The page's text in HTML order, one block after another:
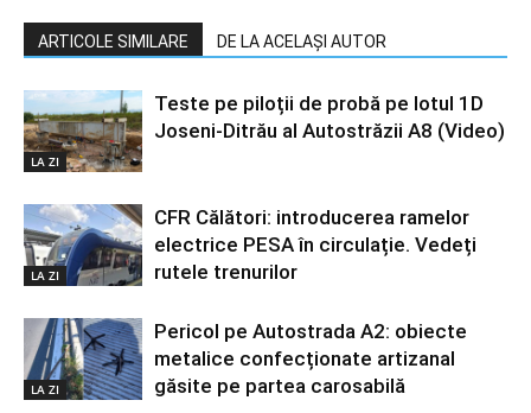
ARTICOLE SIMILARE DE LA ACELAȘI AUTOR
LA ZI
Teste pe piloții de probă pe lotul 1D
Joseni-Ditrău al Autostrăzii A8 (Video)
LA ZI
CFR Călători: introducerea ramelor
electrice PESA în circulație. Vedeți
rutele trenurilor
LA ZI
Pericol pe Autostrada A2: obiecte
metalice confecționate artizanal
găsite pe partea carosabilă